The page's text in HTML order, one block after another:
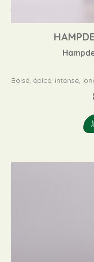
Boisé, épicé, intense,